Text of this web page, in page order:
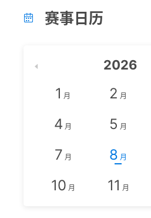
 赛事日历
2026
1 月 2 月
4 月 5 月
7 月 8 月
10 月 11 月